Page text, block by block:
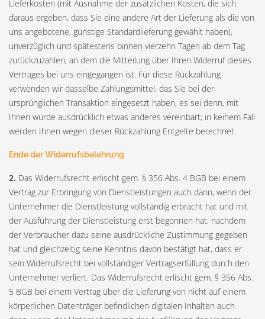
Lieferkosten (mit Ausnahme der zusätzlichen Kosten, die sich
daraus ergeben, dass Sie eine andere Art der Lieferung als die von
uns angebotene, günstige Standardlieferung gewählt haben),
unverzüglich und spätestens binnen vierzehn Tagen ab dem Tag
zurückzuzahlen, an dem die Mitteilung über Ihren Widerruf dieses
Vertrages bei uns eingegangen ist. Für diese Rückzahlung
verwenden wir dasselbe Zahlungsmittel, das Sie bei der
ursprünglichen Transaktion eingesetzt haben, es sei denn, mit
Ihnen wurde ausdrücklich etwas anderes vereinbart; in keinem Fall
werden Ihnen wegen dieser Rückzahlung Entgelte berechnet.
Ende der Widerrufsbelehrung
2. Das Widerrufsrecht erlischt gem. § 356 Abs. 4 BGB bei einem
Vertrag zur Erbringung von Dienstleistungen auch dann, wenn der
Unternehmer die Dienstleistung vollständig erbracht hat und mit
der Ausführung der Dienstleistung erst begonnen hat, nachdem
der Verbraucher dazu seine ausdrückliche Zustimmung gegeben
hat und gleichzeitig seine Kenntnis davon bestätigt hat, dass er
sein Widerrufsrecht bei vollständiger Vertragserfüllung durch den
Unternehmer verliert. Das Widerrufsrecht erlischt gem. § 356 Abs.
5 BGB bei einem Vertrag über die Lieferung von nicht auf einem
körperlichen Datenträger befindlichen digitalen Inhalten auch